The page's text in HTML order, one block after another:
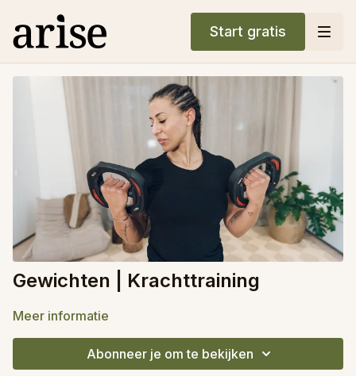
Start gratis
Gewichten | Krachttraining
Meer informatie
Abonneer je om te bekijken